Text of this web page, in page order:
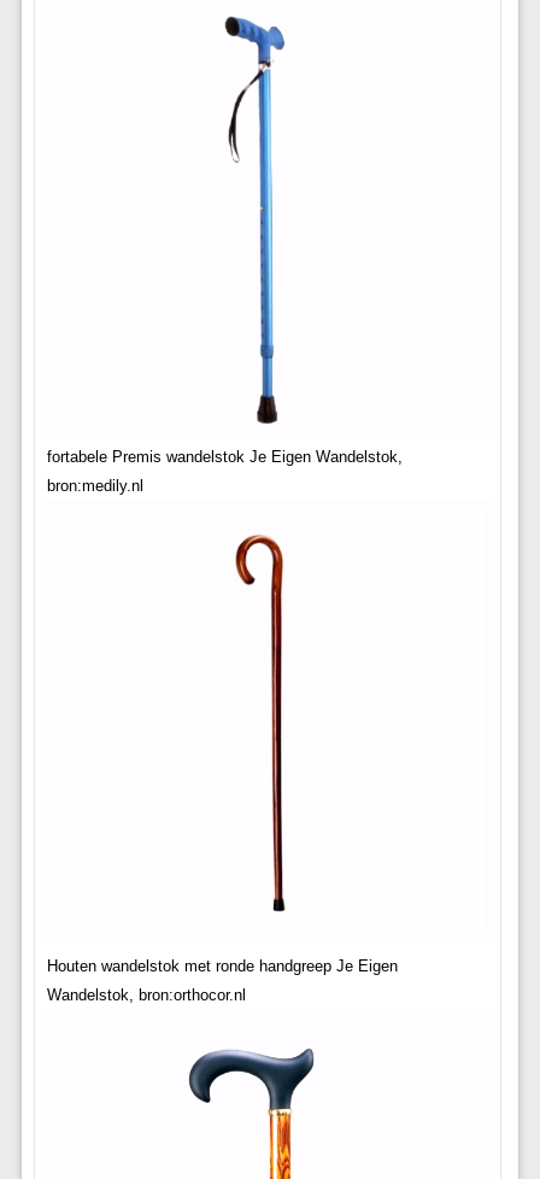
fortabele Premis wandelstok Je Eigen Wandelstok,
bron:medily.nl
Houten wandelstok met ronde handgreep Je Eigen
Wandelstok, bron:orthocor.nl